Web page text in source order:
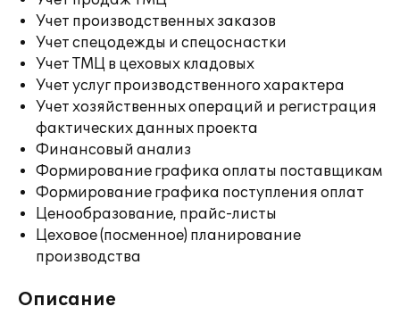
Учет производственных заказов
Учет спецодежды и спецоснастки
Учет ТМЦ в цеховых кладовых
Учет услуг производственного характера
Учет хозяйственных операций и регистрация
фактических данных проекта
Финансовый анализ
Формирование графика оплаты поставщикам
Формирование графика поступления оплат
Ценообразование, прайс-листы
Цеховое (посменное) планирование
производства
Описание